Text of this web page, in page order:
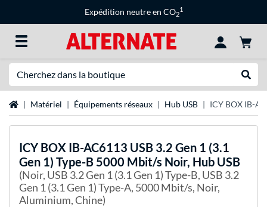
Expédition neutre en CO2
1
Page d'accueil
Matériel Équipements réseaux Hub USB ICY BOX IB-
ICY BOX IB-AC6113 USB 3.2 Gen 1 (3.1
Gen 1) Type-B 5000 Mbit/s Noir, Hub USB
(Noir, USB 3.2 Gen 1 (3.1 Gen 1) Type-B, USB 3.2
Gen 1 (3.1 Gen 1) Type-A, 5000 Mbit/s, Noir,
Aluminium, Chine)